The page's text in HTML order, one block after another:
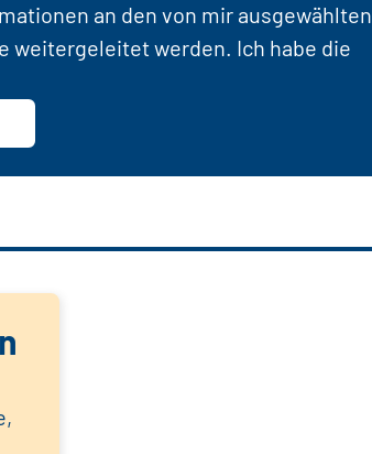
an den von mir ausgewählten
weitergeleitet werden. Ich habe die